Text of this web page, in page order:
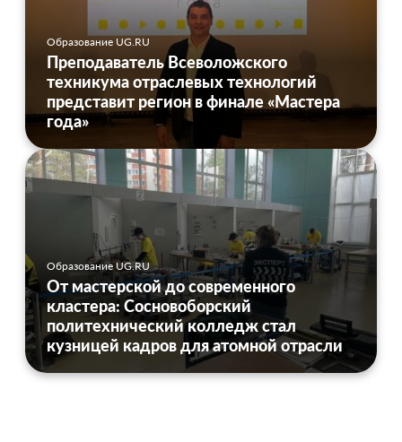
Образование UG.RU
Преподаватель Всеволожского
техникума отраслевых технологий
представит регион в финале «Мастера
года»
Образование UG.RU
От мастерской до современного
кластера: Сосновоборский
политехнический колледж стал
кузницей кадров для атомной отрасли